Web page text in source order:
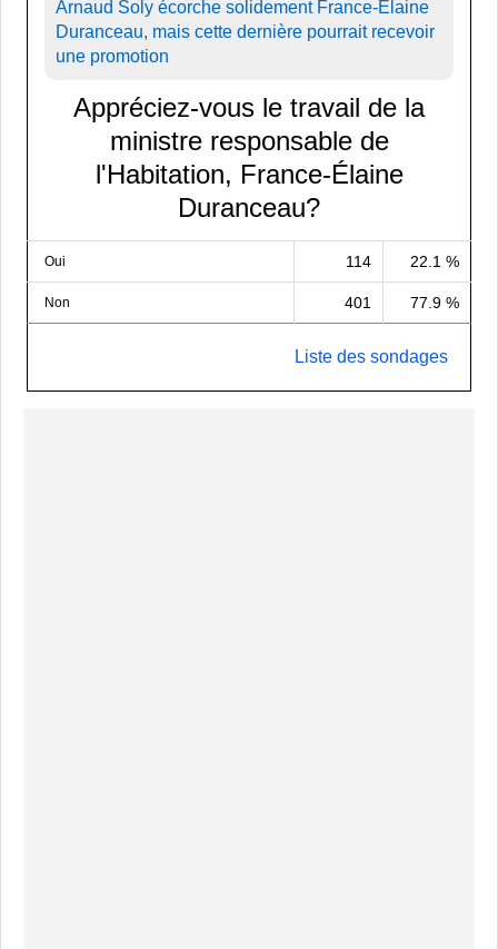
Arnaud Soly écorche solidement France-Élaine
Duranceau, mais cette dernière pourrait recevoir
une promotion
Appréciez-vous le travail de la
ministre responsable de
l'Habitation, France-Élaine
Duranceau?
Oui 114 22.1 %
Non 401 77.9 %
Liste des sondages